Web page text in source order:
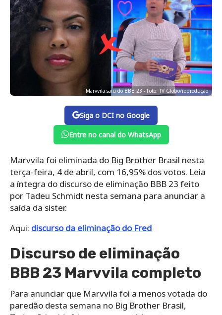
Marvvila saiu do BBB 23 - Foto: TV Globo/reprodução
Siga o DCI no Google
Entre no canal do WhatsApp
Marvvila foi eliminada do Big Brother Brasil nesta
terça-feira, 4 de abril, com 16,95% dos votos. Leia
a íntegra do discurso de eliminação BBB 23 feito
por Tadeu Schmidt nesta semana para anunciar a
saída da sister.
Aqui: discurso da eliminação do Fred
Discurso de eliminação
BBB 23 Marvvila completo
Para anunciar que Marvvila foi a menos votada do
paredão desta semana no Big Brother Brasil,